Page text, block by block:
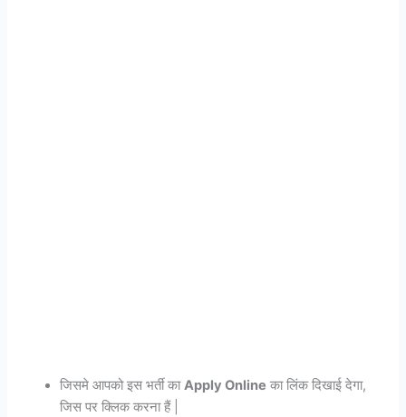
जिसमे आपको इस भर्ती काApply Online का लिंक दिखाई देगा,
जिस पर क्लिक करना हैं |